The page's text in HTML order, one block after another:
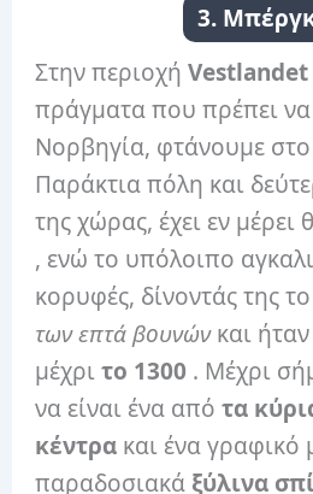
3.
Στην περιοχήVestlandet
πράγματα που πρέπει να
Νορβηγία, φτάνουμε
Παράκτια πόλη και
της χώρας, έχει εν μέρει
, ενώ το υπόλοιπο
κορυφές, δίνοντάς της
των επτά βουνώνκαι
μέχριτο 1300 . Μέχρι
να είναι ένα απότα
κέντρα και ένα
παραδοσιακά ξύλινα